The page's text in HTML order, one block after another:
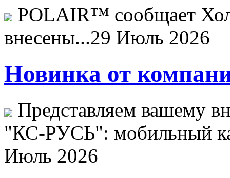
POLAIR™ сообщает
внесены...29 Июль 2026
Новинка от
Представляем вашему
"КС-РУСЬ": мобильный
Июль 2026